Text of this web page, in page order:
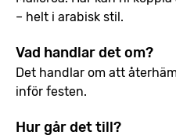
– helt i arabisk stil.
Vad handlar det om?
Det handlar om att
inför festen.
Hur går det till?